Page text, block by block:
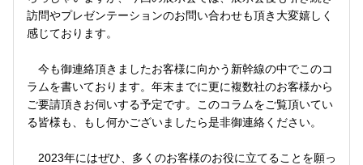
訪問やプレゼンテーションのお問い合わせも頂き大変嬉しく
感じております。
今も御連絡頂きましたお客様に向かう新幹線の中でこのコ
ラムを書いております。年末までに更に複数社のお客様から
ご要請頂きお伺いする予定です。このコラムをご覧頂いてい
る皆様も、もし何かございましたら是非御連絡ください。
2023年にはぜひ、多くのお客様のお役に立てることを願っ